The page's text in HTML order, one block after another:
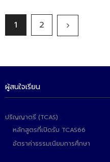
1 2
ผู้สนใจเรียน
ปริญญาตรี (TCAS)
หลักสูตรที่เปิดรับ TCAS66
อัตราค่าธรรมเนียมการศึกษา